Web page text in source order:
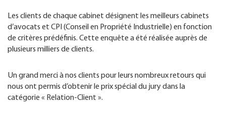
Les clients de chaque cabinet désignent les meilleurs cabinets
d’avocats et CPI (Conseil en Propriété Industrielle) en fonction
de critères prédéfinis. Cette enquête a été réalisée auprès de
plusieurs milliers de clients.
Un grand merci à nos clients pour leurs nombreux retours qui
nous ont permis d’obtenir le prix spécial du jury dans la
catégorie « Relation-Client ».